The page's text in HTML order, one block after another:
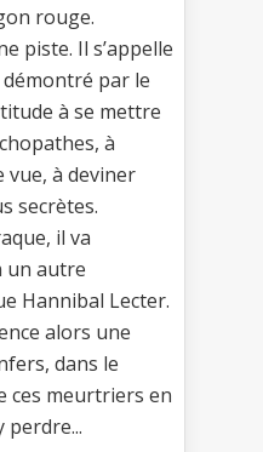
rouge.
piste. Il s’appelle
démontré par le
à se mettre
à
à deviner
secrètes.
il va
un autre
Hannibal Lecter.
alors une
dans le
ces meurtriers en
perdre...